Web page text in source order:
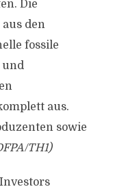
Die
den
fossile
und
aus.
sowie
TH1)